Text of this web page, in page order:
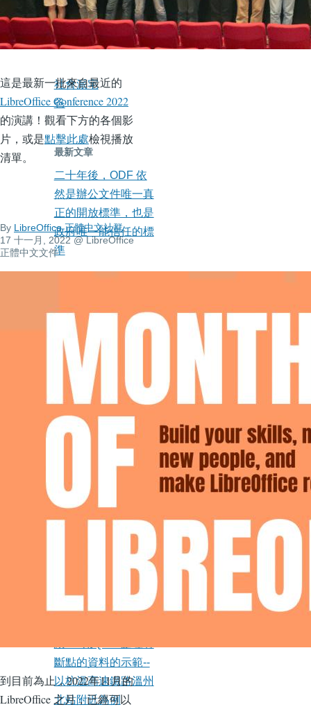
這是最新一批來自最近的
LibreOffice Conference 2022
的演講！觀看下方的各個影
片，或是點擊此處檢視播放
清單。
By LibreOffice 正體中文社群,
17 十一月, 2022@ LibreOffice
正體中文文件
到目前為止，2022年11月的
LibreOffice 之月，已經可以
My Libre
World
社會派宅
爸
最新文章
二十年後，ODF 依
然是辦公文件唯一真
正的開放標準，也是
政府唯一能信任的標
準
謝
[機搜] Claude Code
兩種瀏覽器自動化模
式的比較
[機翻][節錄] Ubuntu
川普會成為希律王與
加略人猶大嗎？
中各路段的高度表
斷點的資料的示範--
以杭溫高速鐵路溫州
北站附近為例